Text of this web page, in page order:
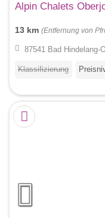
Alpin Chalets
13 km (Entfernung von
87541 Bad Hindelang-
Klassifizierung